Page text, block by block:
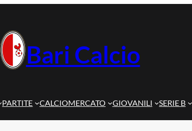
Bari Calcio
PARTITE CALCIOMERCATO GIOVANILI SERIE B